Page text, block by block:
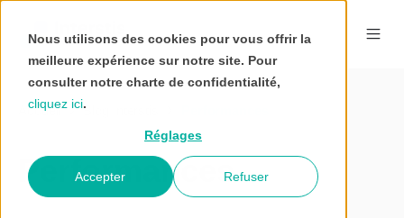
Nous utilisons des cookies pour vous offrir la
meilleure expérience sur notre site. Pour
consulter notre charte de confidentialité,
cliquez ici.
Réglages
Accepter Refuser
Accueil Blog Interstis
Performances